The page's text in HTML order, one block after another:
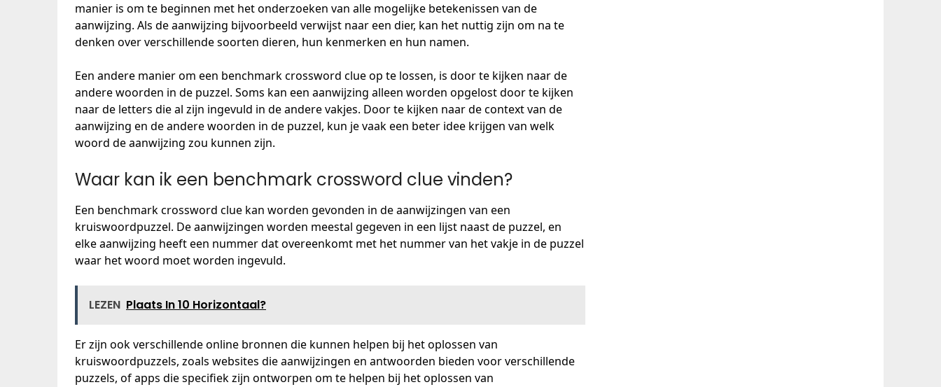
manier is om te beginnen met het onderzoeken van alle mogelijke betekenissen van de
aanwijzing. Als de aanwijzing bijvoorbeeld verwijst naar een dier, kan het nuttig zijn om na te
denken over verschillende soorten dieren, hun kenmerken en hun namen.
Een andere manier om een benchmark crossword clue op te lossen, is door te kijken naar de
andere woorden in de puzzel. Soms kan een aanwijzing alleen worden opgelost door te kijken
naar de letters die al zijn ingevuld in de andere vakjes. Door te kijken naar de context van de
aanwijzing en de andere woorden in de puzzel, kun je vaak een beter idee krijgen van welk
woord de aanwijzing zou kunnen zijn.
Waar kan ik een benchmark crossword clue vinden?
Een benchmark crossword clue kan worden gevonden in de aanwijzingen van een
kruiswoordpuzzel. De aanwijzingen worden meestal gegeven in een lijst naast de puzzel, en
elke aanwijzing heeft een nummer dat overeenkomt met het nummer van het vakje in de puzzel
waar het woord moet worden ingevuld.
LEZEN Plaats In 10 Horizontaal?
Er zijn ook verschillende online bronnen die kunnen helpen bij het oplossen van
kruiswoordpuzzels, zoals websites die aanwijzingen en antwoorden bieden voor verschillende
puzzels, of apps die specifiek zijn ontworpen om te helpen bij het oplossen van